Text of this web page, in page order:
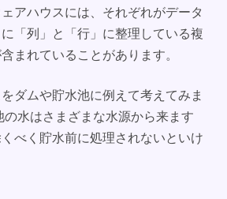
アハウスには、それぞれがデータ
「列」と「行」に整理している複
まれていることがあります。
ダムや貯水池に例えて考えてみま
の水はさまざまな水源から来ます
べく貯水前に処理されないといけ